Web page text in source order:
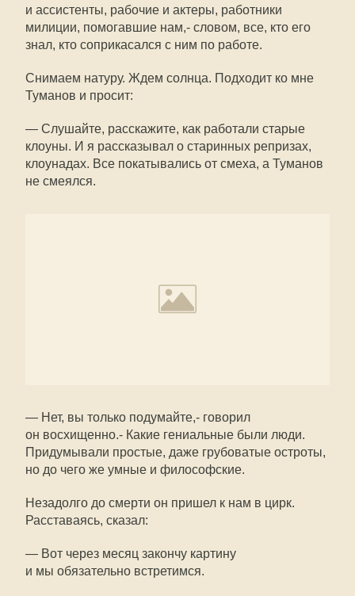
и ассистенты, рабочие и актеры, работники
милиции, помогавшие нам,- словом, все, кто его
знал, кто соприкасался с ним по работе.
Снимаем натуру. Ждем солнца. Подходит ко мне
Туманов и просит:
— Слушайте, расскажите, как работали старые
клоуны. И я рассказывал о старинных репризах,
клоунадах. Все покатывались от смеха, а Туманов
не смеялся.
— Нет, вы только подумайте,- говорил
он восхищенно.- Какие гениальные были люди.
Придумывали простые, даже грубоватые остроты,
но до чего же умные и философские.
Незадолго до смерти он пришел к нам в цирк.
Расставаясь, сказал:
— Вот через месяц закончу картину
и мы обязательно встретимся.